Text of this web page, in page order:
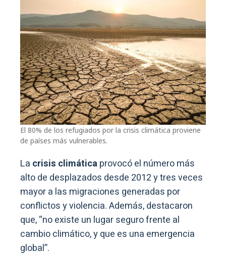
El 80% de los refugiados por la crisis climática proviene
de países más vulnerables.
La crisis climáticaprovocó el número más
alto de desplazados desde 2012 y tres veces
mayor a las migraciones generadas por
conflictos y violencia. Además, destacaron
que, “no existe un lugar seguro frente al
cambio climático, y que es una emergencia
global”.